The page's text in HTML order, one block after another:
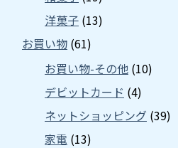
洋菓子 (13)
お買い物 (61)
お買い物-その他 (10)
デビットカード (4)
ネットショッピング (39)
家電 (13)